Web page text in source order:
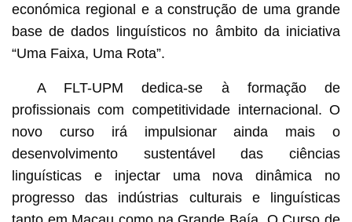
económica regional e a construção de uma grande
base de dados linguísticos no âmbito da iniciativa
“Uma Faixa, Uma Rota”.
A FLT-UPM dedica-se à formação de
profissionais com competitividade internacional. O
novo curso irá impulsionar ainda mais o
desenvolvimento sustentável das ciências
linguísticas e injectar uma nova dinâmica no
progresso das indústrias culturais e linguísticas